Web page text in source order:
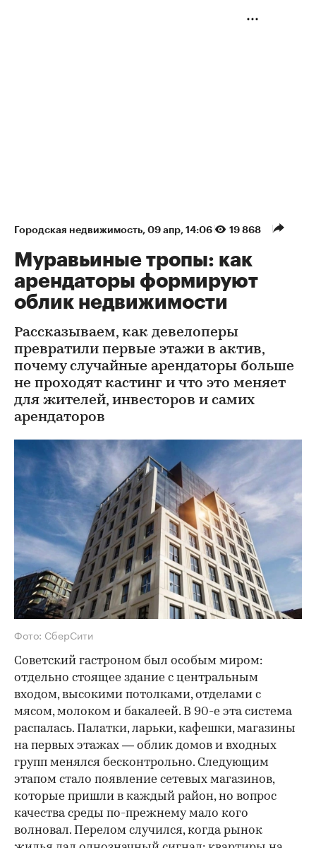
Городская недвижимость 09 апр, 14:06 19 868
Муравьиные тропы: как
арендаторы формируют
облик недвижимости
Рассказываем, как девелоперы
превратили первые этажи в актив,
почему случайные арендаторы больше
не проходят кастинг и что это меняет
для жителей, инвесторов и самих
арендаторов
Фото: СберСити
Советский гастроном был особым миром:
отдельно стоящее здание с центральным
входом, высокими потолками, отделами с
мясом, молоком и бакалеей. В 90-е эта система
распалась. Палатки, ларьки, кафешки, магазины
на первых этажах — облик домов и входных
групп менялся бесконтрольно. Следующим
этапом стало появление сетевых магазинов,
которые пришли в каждый район, но вопрос
качества среды по-прежнему мало кого
волновал. Перелом случился, когда рынок